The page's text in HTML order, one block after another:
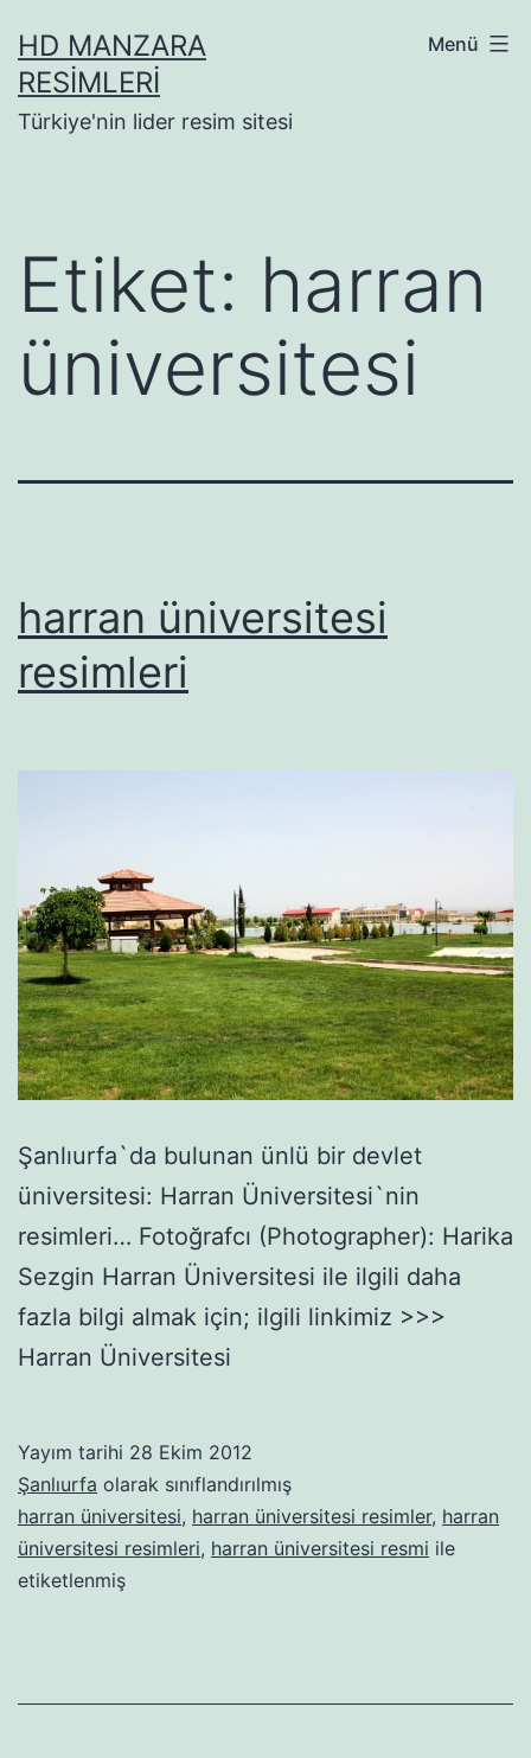
geçHD MANZARA
RESIMLERI
Türkiye'nin lider resim sitesi
Menü
Etiket: harran
üniversitesi
harran üniversitesi
resimleri
Şanlıurfa`da bulunan ünlü bir devlet
üniversitesi: Harran Üniversitesi`nin
resimleri… Fotoğrafcı (Photographer): Harika
Sezgin Harran Üniversitesi ile ilgili daha
fazla bilgi almak için; ilgili linkimiz >>>
Harran Üniversitesi
Yayım tarihi 28 Ekim 2012
Şanlıurfa olarak sınıflandırılmış
harran üniversitesi, harran üniversitesi resimler, harran
üniversitesi resimleri, harran üniversitesi resmi ile
etiketlenmiş